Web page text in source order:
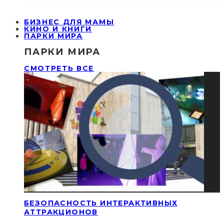
БИЗНЕС ДЛЯ МАМЫ
КИНО И КНИГИ
ПАРКИ МИРА
ПАРКИ МИРА
СМОТРЕТЬ ВСЕ
БЕЗОПАСНОСТЬ ИНТЕРАКТИВНЫХ
АТТРАКЦИОНОВ